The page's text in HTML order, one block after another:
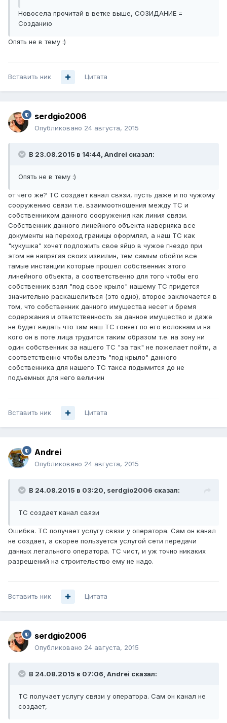
Новосела прочитай в ветке выше, СОЗИДАНИЕ =
Созданию
Опять не в тему :)
Вставить ник Цитата
serdgio2006
Опубликовано 24 августа, 2015
В 23.08.2015 в 14:44, Andrei сказал:
Опять не в тему :)
от чего же? ТС создает канал связи, пусть даже и по чужому
сооружению связи т.е. взаимоотношения между ТС и
собственником данного сооружения как линия связи.
Собственник данного линейного объекта наверняка все
документы на переход границы оформлял, а наш ТС как
"кукушка" хочет подложить свое яйцо в чужое гнездо при
этом не напрягая своих извилин, тем самым обойти все
тамые инстанции которые прошел собственник этого
линейного объекта, а соответственно для того чтобы его
собственник взял "под свое крыло" нашему ТС придется
значительно раскашелиться (это одно), второе заключается в
том, что собственник данного имущества несет и бремя
содержания и ответственность за данное имущество и даже
не будет ведать что там наш ТС гоняет по его волокнам и на
кого он в поте лица трудится таким образом т.е. на зону ни
один собственник за нашего ТС "за так" не пожелает пойти, а
соответственно чтобы влезть "под крыло" данного
собственника для нашего ТС такса подымится до не
подъемных для него величин
Вставить ник Цитата
Andrei
Опубликовано 24 августа, 2015
В 24.08.2015 в 03:20, serdgio2006 сказал:
ТС создает канал связи
Ошибка. ТС получает услугу связи у оператора. Сам он канал
не создает, а скорее пользуется услугой сети передачи
данных легального оператора. ТС чист, и уж точно никаких
разрешений на строительство ему не надо.
Вставить ник Цитата
serdgio2006
Опубликовано 24 августа, 2015
В 24.08.2015 в 07:06, Andrei сказал:
ТС получает услугу связи у оператора. Сам он канал не
создает,